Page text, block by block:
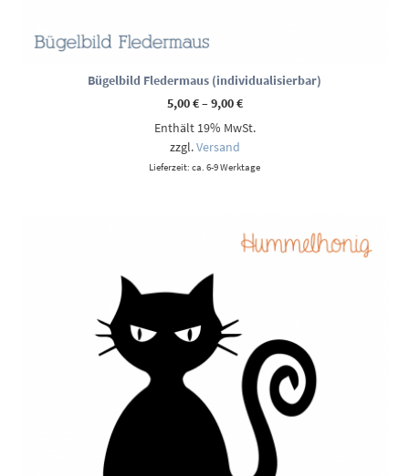
Bügelbild Fledermaus (individualisierbar)
5,00€–9,00€Preisspanne:
bis
Enthält 19% MwSt.
zzgl.Versand
Lieferzeit: ca. 6-9 Werktage